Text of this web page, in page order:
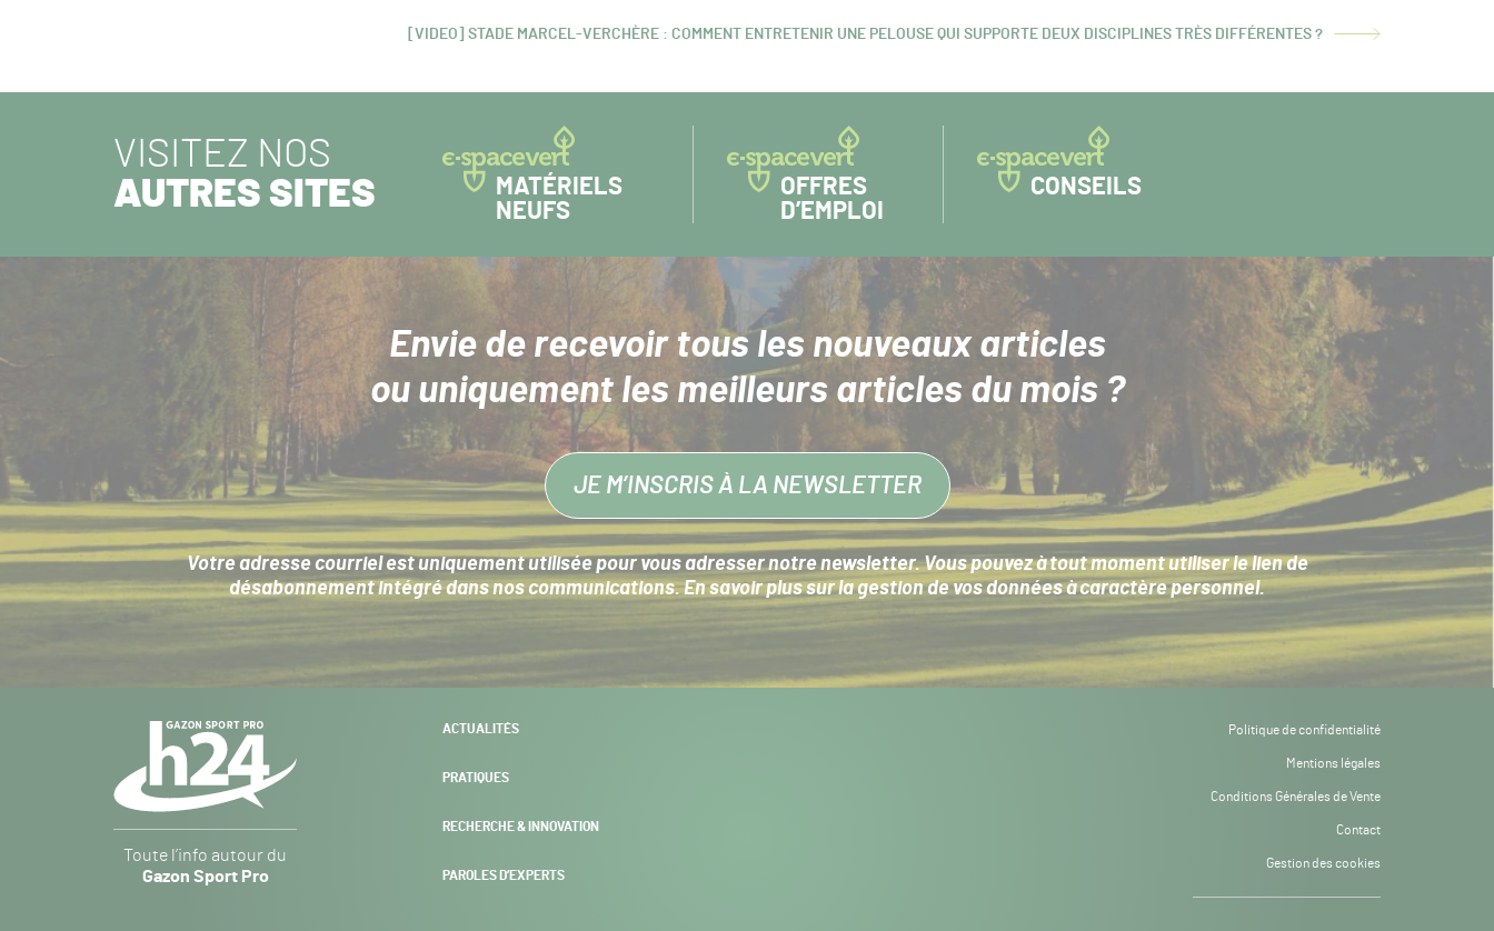
ARTICLE
[VIDEO] STADE MARCEL-VERCHÈRE : COMMENT ENTRETENIR UNE PELOUSE QUI SUPPORTE DEUX DISCIPLINES TRÈS DIFFÉRENTES ?
VISITEZ NOS
AUTRES SITES
MATÉRIELS
NEUFS
OFFRES
D’EMPLOI
CONSEILS
Envie de recevoir tous les nouveaux articles
ou uniquement les meilleurs articles du mois ?
JE M’INSCRIS À LA NEWSLETTER
Votre adresse courriel est uniquement utilisée pour vous adresser notre newsletter. Vous pouvez à tout moment utiliser le lien de
désabonnement intégré dans nos communications. En savoir plus sur lagestion de vos données à caractère personnel.
Sport
Pro
Toute l’info autour du
Gazon Sport Pro
ACTUALITÉS
PRATIQUES
RECHERCHE & INNOVATION
PAROLES D’EXPERTS
Politique de confidentialité
Mentions légales
Conditions Générales de Vente
Contact
Gestion des cookies